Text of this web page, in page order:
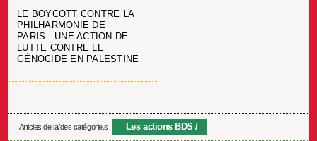
LE BOYCOTT CONTRE LA
PHILHARMONIE DE
PARIS : UNE ACTION DE
LUTTE CONTRE LE
GÉNOCIDE EN PALESTINE
Articles de la/des catégorie.s Les actions BDS